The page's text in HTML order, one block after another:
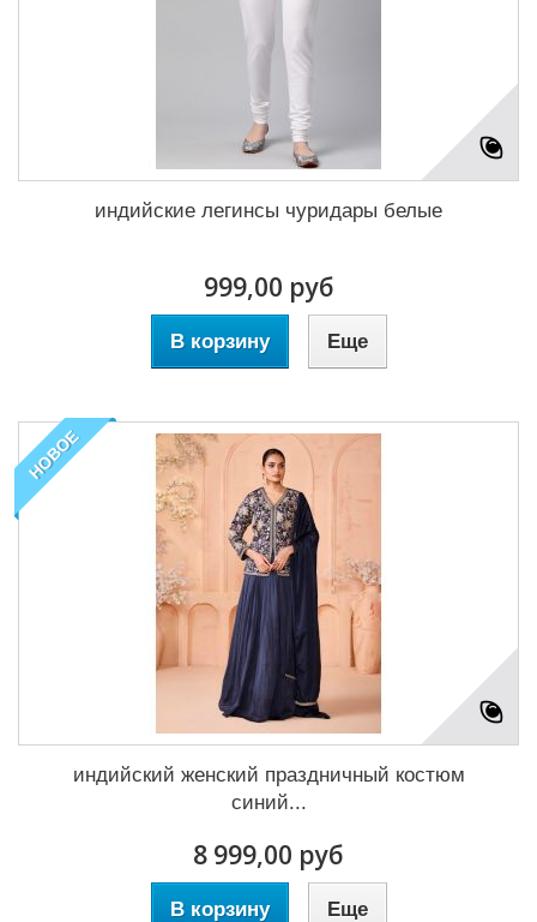
индийские легинсы чуридары белые
999,00 руб
В корзину Еще
НОВОЕ
индийский женский праздничный костюм
синий...
8 999,00 руб
В корзину Еще